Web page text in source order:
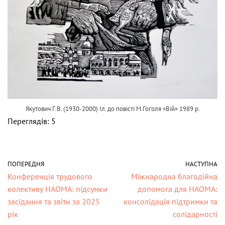
Якутович Г.В. (1930-2000) Іл. до повісті М.Гоголя «Вій» 1989 р.
Переглядів: 5
ПОПЕРЕДНЯ
Конференція трудового
колективу НАОМА: підсумки
засідання та звіти за 2025
рік
НАСТУПНА
Міжнародна благодійна
допомога для НАОМА:
консолідація підтримки та
солідарності